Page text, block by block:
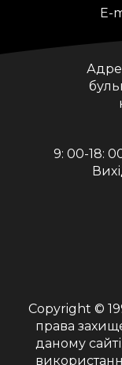
E-
9: 00-18:
Copyright ©
права
даному